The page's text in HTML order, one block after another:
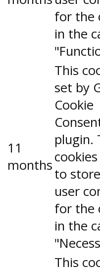
for the
in the
11
months
This
set by
Cookie
plugin.
to
user
for the
in the
This